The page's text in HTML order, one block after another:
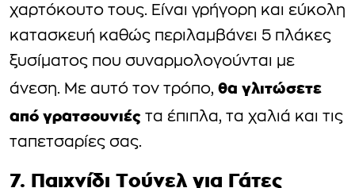
χαρτόκουτο τους. Είναι γρήγορη και εύκολη
κατασκευή καθώς περιλαμβάνει 5 πλάκες
ξυσίματος που συναρμολογούνται με
άνεση. Με αυτό τον τρόπο, θα γλιτώσετε
από γρατσουνιές τα έπιπλα, τα χαλιά και τις
ταπετσαρίες σας.
7. Παιχνίδι Τούνελ για Γάτες